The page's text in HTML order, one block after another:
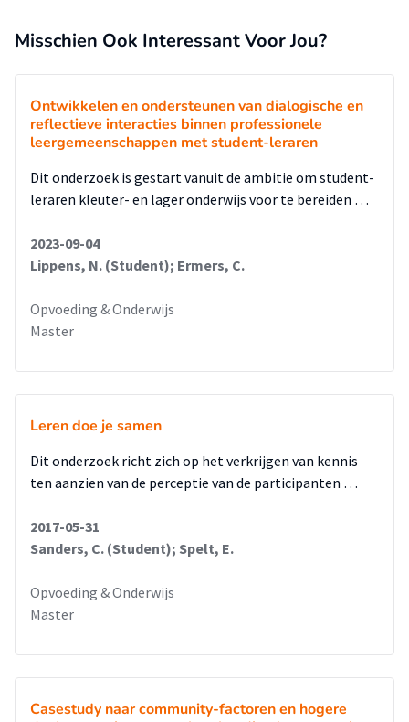
Misschien Ook Interessant Voor Jou?
Ontwikkelen en ondersteunen van dialogische en
reflectieve interacties binnen professionele
leergemeenschappen met student-leraren
Dit onderzoek is gestart vanuit de ambitie om student-
leraren kleuter- en lager onderwijs voor te bereiden …
2023-09-04
Lippens, N. (Student); Ermers, C.
Opvoeding & Onderwijs
Master
Leren doe je samen
Dit onderzoek richt zich op het verkrijgen van kennis
ten aanzien van de perceptie van de participanten …
2017-05-31
Sanders, C. (Student); Spelt, E.
Opvoeding & Onderwijs
Master
Casestudy naar community-factoren en hogere